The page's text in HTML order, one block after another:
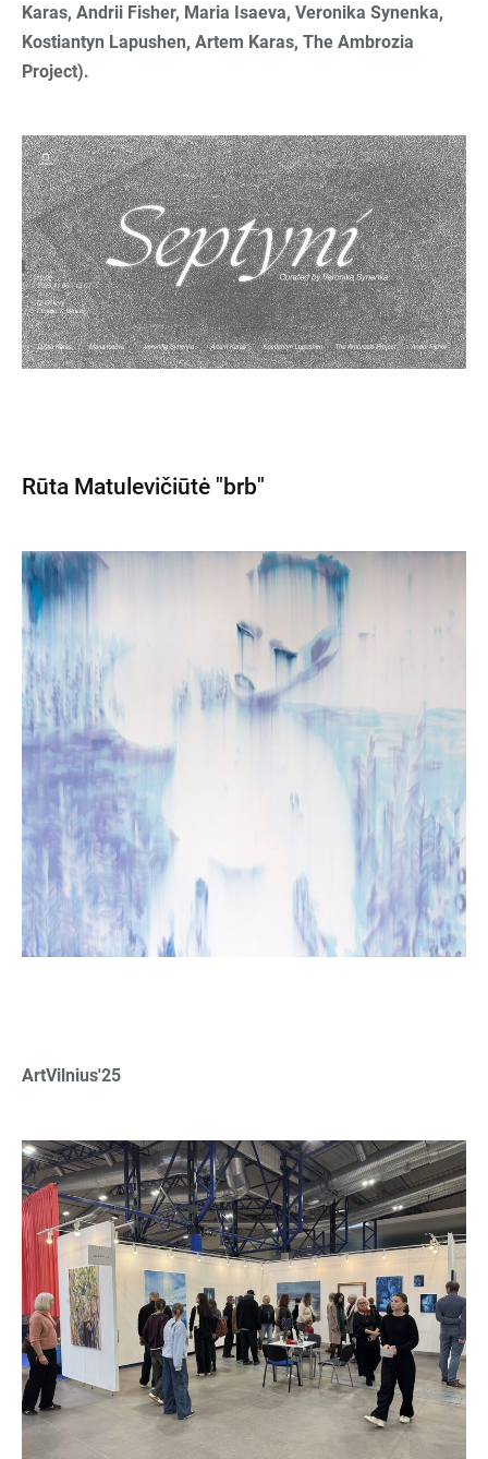
Karas, Andrii Fisher, Maria Isaeva, Veronika Synenka,
Kostiantyn Lapushen, Artem Karas, The Ambrozia
Project).
Rūta Matulevičiūtė "brb"
ArtVilnius'25